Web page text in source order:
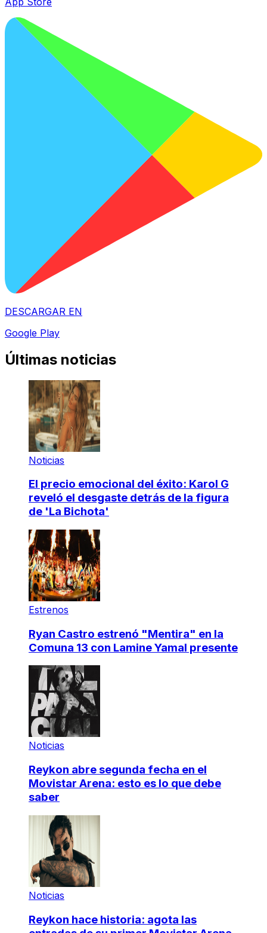
DESCARGAR EN
Google Play
Últimas noticias
Noticias
El precio emocional del éxito: Karol G
reveló el desgaste detrás de la figura
de 'La Bichota'
Estrenos
Ryan Castro estrenó "Mentira" en la
Comuna 13 con Lamine Yamal presente
Noticias
Reykon abre segunda fecha en el
Movistar Arena: esto es lo que debe
saber
Noticias
Reykon hace historia: agota las